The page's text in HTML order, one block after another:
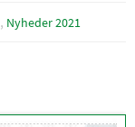
, Nyheder 2021